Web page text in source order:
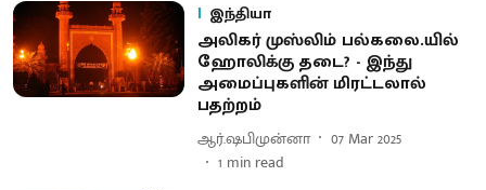
இந்தியா
அலிகர் முஸ்லிம் பல்கலை.யில்
ஹோலிக்கு தடை? - இந்து
அமைப்புகளின் மிரட்டலால்
பதற்றம்
ஆர்.ஷபிமுன்னா
07 Mar 2025
1 min read